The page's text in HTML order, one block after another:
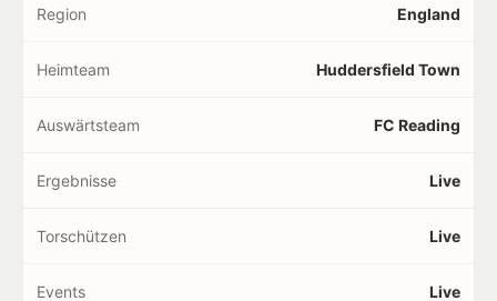
Region England
Heimteam Huddersfield Town
Auswärtsteam FC Reading
Ergebnisse Live
Torschützen Live
Events Live